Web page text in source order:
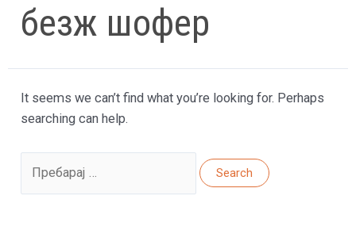
безж шофер
It seems we can’t find what you’re looking for. Perhaps
searching can help.